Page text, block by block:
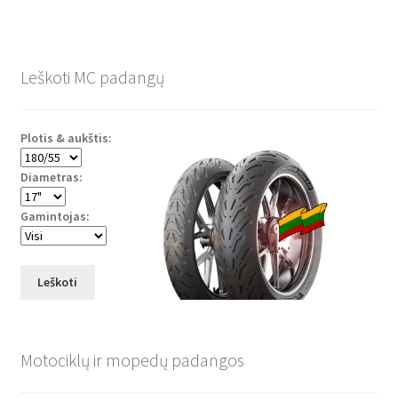
Leškoti MC padangų
Plotis & aukštis:
Diametras:
Gamintojas:
Leškoti
Motociklų ir mopedų padangos